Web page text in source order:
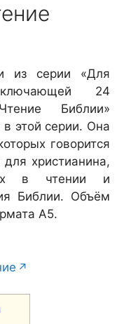
из серии «Для
24
Библии»
в этой серии. Она
говорится
христианина,
в чтении и
Библии. Объём
А5.